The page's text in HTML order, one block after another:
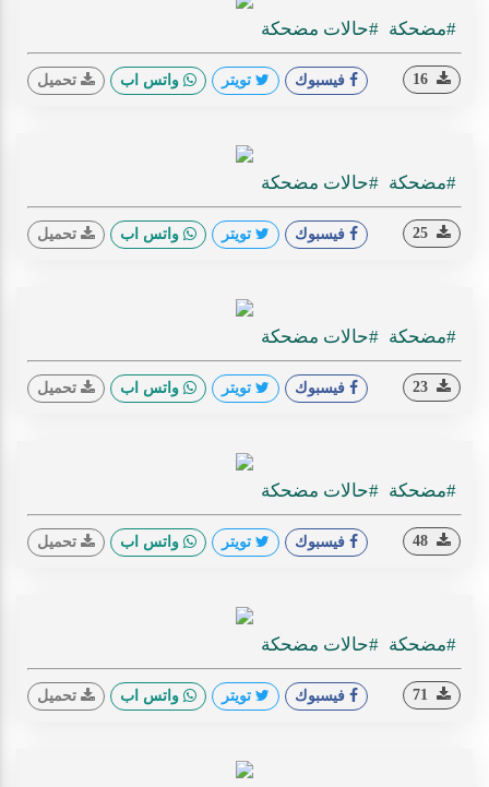
#مضحكة #حالات مضحكة
فيسبوك تويتر واتس اب تحميل
#مضحكة #حالات مضحكة
فيسبوك تويتر واتس اب تحميل
#مضحكة #حالات مضحكة
فيسبوك تويتر واتس اب تحميل
#مضحكة #حالات مضحكة
فيسبوك تويتر واتس اب تحميل
#مضحكة #حالات مضحكة
فيسبوك تويتر واتس اب تحميل